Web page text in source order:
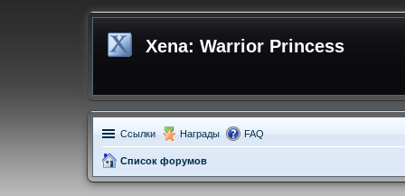
Xena: Warrior Princess
Ссылки Награды FAQ
Список форумов